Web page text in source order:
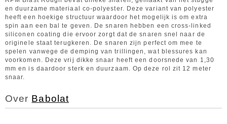
en duurzame materiaal co-polyester. Deze variant van polyester
heeft een hoekige structuur waardoor het mogelijk is om extra
spin aan een bal te geven. De snaren hebben een cross-linked
siliconen coating die ervoor zorgt dat de snaren snel naar de
originele staat terugkeren. De snaren zijn perfect om mee te
spelen vanwege de demping van trillingen, wat blessures kan
voorkomen. Deze vrij dikke snaar heeft een doorsnede van 1,30
mm en is daardoor sterk en duurzaam. Op deze rol zit 12 meter
snaar.
Over Babolat